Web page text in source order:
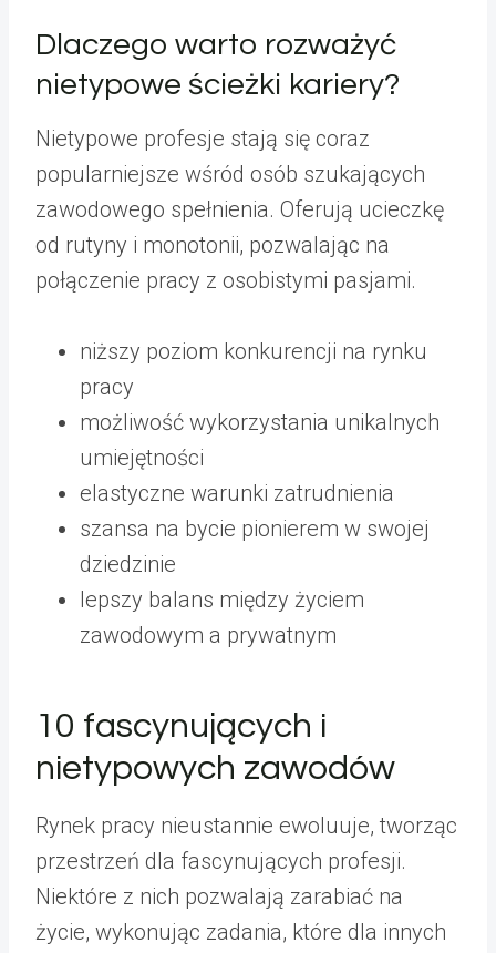
Dlaczego warto rozważyć
nietypowe ścieżki kariery?
Nietypowe profesje stają się coraz
popularniejsze wśród osób szukających
zawodowego spełnienia. Oferują ucieczkę
od rutyny i monotonii, pozwalając na
połączenie pracy z osobistymi pasjami.
niższy poziom konkurencji na rynku
pracy
możliwość wykorzystania unikalnych
umiejętności
elastyczne warunki zatrudnienia
szansa na bycie pionierem w swojej
dziedzinie
lepszy balans między życiem
zawodowym a prywatnym
10 fascynujących i
nietypowych zawodów
Rynek pracy nieustannie ewoluuje, tworząc
przestrzeń dla fascynujących profesji.
Niektóre z nich pozwalają zarabiać na
życie, wykonując zadania, które dla innych